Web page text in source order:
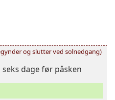
og slutter ved solnedgang)
dage før påsken